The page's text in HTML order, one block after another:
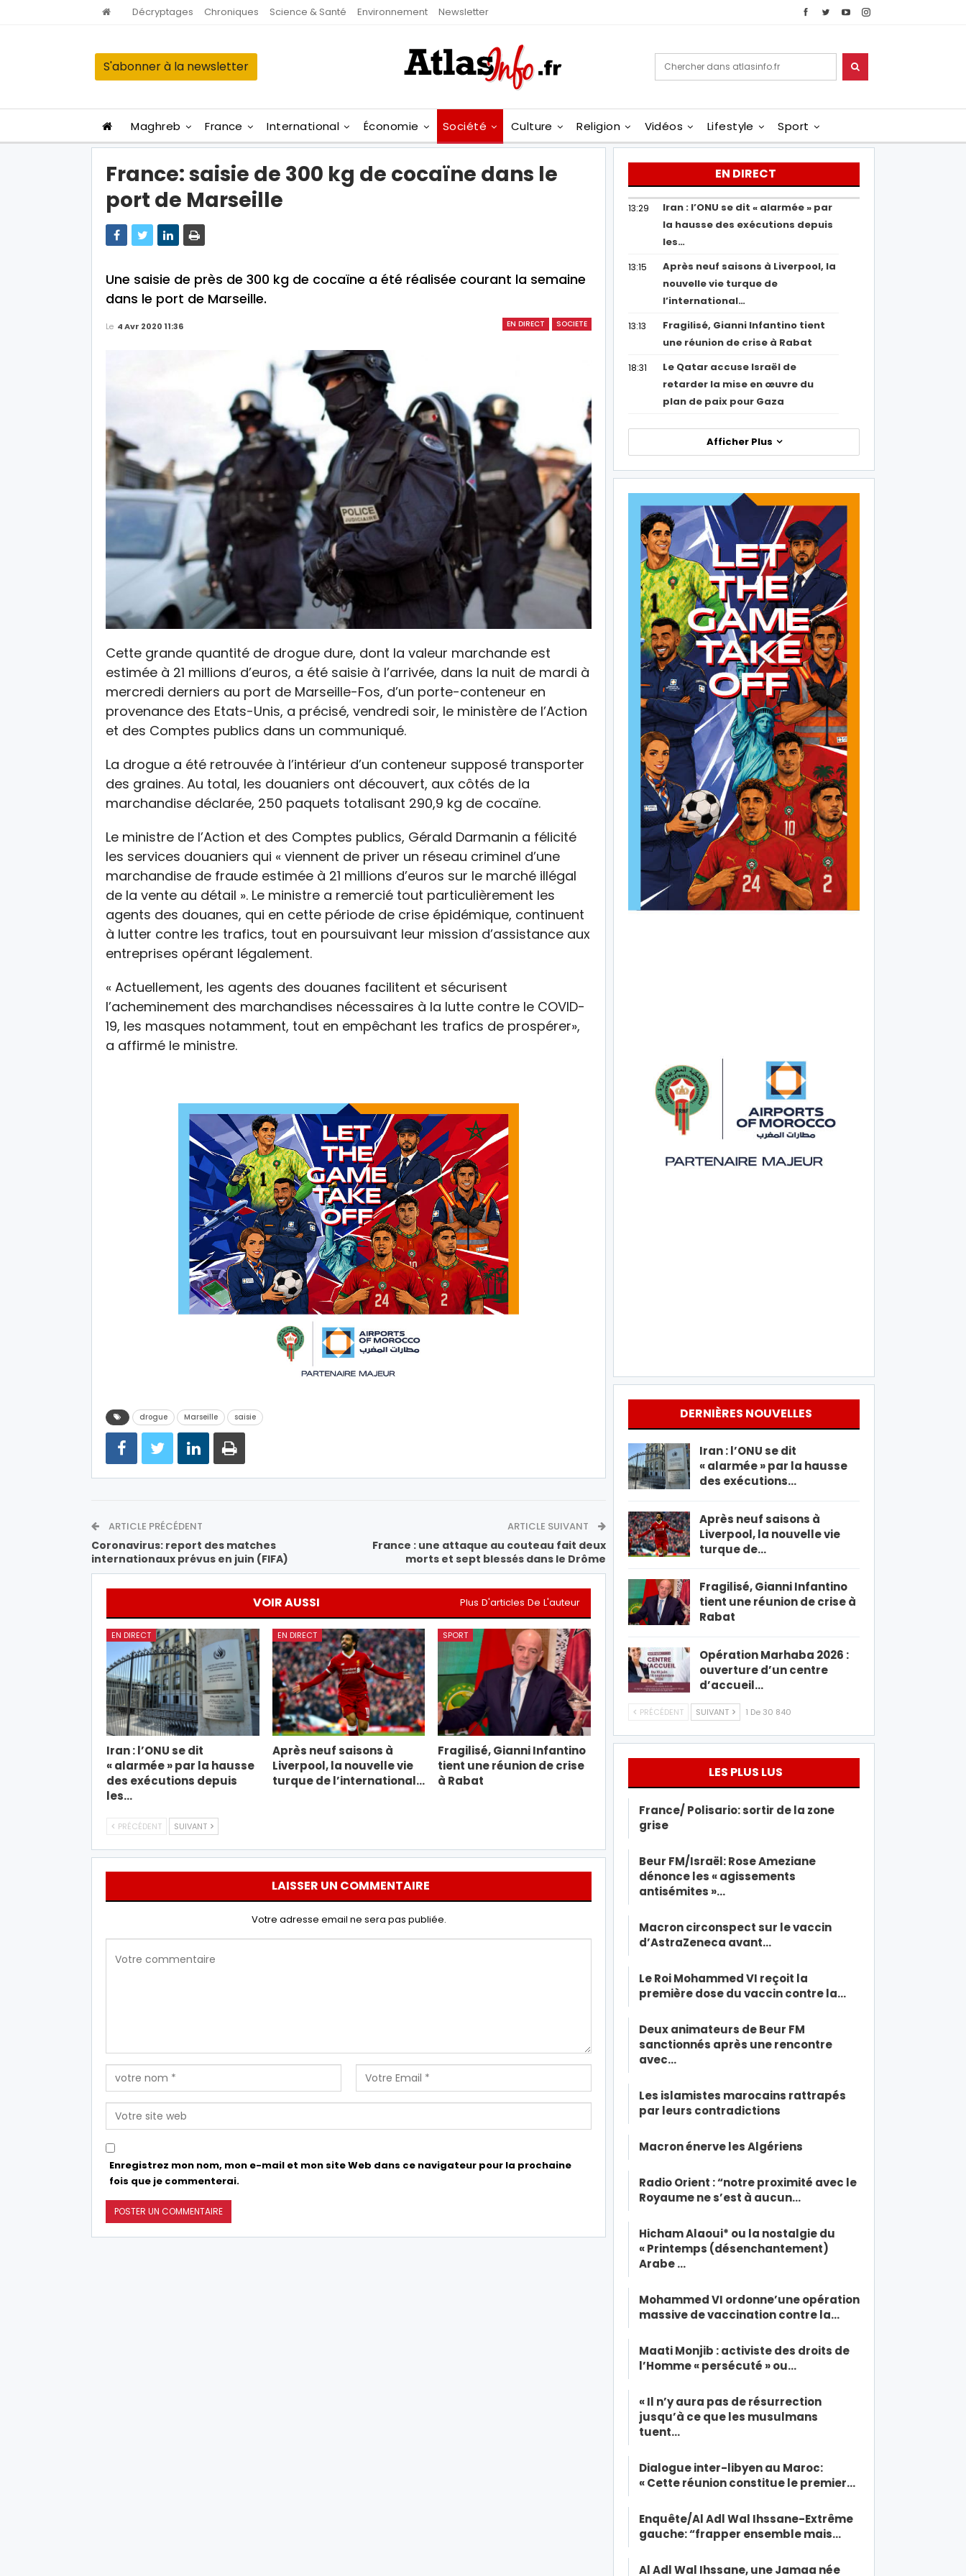
Décryptages Chroniques Science & Santé Environnement Newsletter
S'abonner à la newsletter
Maghreb France International Économie Société Culture Religion Vidéos Lifestyle Sport
France: saisie de 300 kg de cocaïne dans le
port de Marseille
Une saisie de près de 300 kg de cocaïne a été réalisée courant la semaine
dans le port de Marseille.
EN DIRECT SOCIETE
Le 4 Avr 2020 11:36
Cette grande quantité de drogue dure, dont la valeur marchande est
estimée à 21 millions d’euros, a été saisie à l’arrivée, dans la nuit de mardi à
mercredi derniers au port de Marseille-Fos, d’un porte-conteneur en
provenance des Etats-Unis, a précisé, vendredi soir, le ministère de l’Action
et des Comptes publics dans un communiqué.
La drogue a été retrouvée à l’intérieur d’un conteneur supposé transporter
des graines. Au total, les douaniers ont découvert, aux côtés de la
marchandise déclarée, 250 paquets totalisant 290,9 kg de cocaïne.
Le ministre de l’Action et des Comptes publics, Gérald Darmanin a félicité
les services douaniers qui « viennent de priver un réseau criminel d’une
marchandise de fraude estimée à 21 millions d’euros sur le marché illégal
de la vente au détail ». Le ministre a remercié tout particulièrement les
agents des douanes, qui en cette période de crise épidémique, continuent
à lutter contre les trafics, tout en poursuivant leur mission d’assistance aux
entreprises opérant légalement.
« Actuellement, les agents des douanes facilitent et sécurisent
l’acheminement des marchandises nécessaires à la lutte contre le COVID-
19, les masques notamment, tout en empêchant les trafics de prospérer»,
a affirmé le ministre.
drogue Marseille saisie
ARTICLE PRÉCÉDENT
Coronavirus: report des matches
internationaux prévus en juin (FIFA)
ARTICLE SUIVANT
France : une attaque au couteau fait deux
morts et sept blessés dans le Drôme
VOIR AUSSI Plus D'articles De L'auteur
EN DIRECT
Iran : l’ONU se dit
« alarmée » par la hausse
des exécutions depuis
les…
EN DIRECT
Après neuf saisons à
Liverpool, la nouvelle vie
turque de l’international…
SPORT
Fragilisé, Gianni Infantino
tient une réunion de crise
à Rabat
PRÉCÉDENT SUIVANT
LAISSER UN COMMENTAIRE
Votre adresse email ne sera pas publiée.
Enregistrez mon nom, mon e-mail et mon site Web dans ce navigateur pour la prochaine
fois que je commenterai.
EN DIRECT
13:29
Iran : l’ONU se dit « alarmée » par
la hausse des exécutions depuis
les…
13:15
Après neuf saisons à Liverpool, la
nouvelle vie turque de
l’international…
13:13
Fragilisé, Gianni Infantino tient
une réunion de crise à Rabat
18:31
Le Qatar accuse Israël de
retarder la mise en œuvre du
plan de paix pour Gaza
Afficher Plus
DERNIÈRES NOUVELLES
Iran : l’ONU se dit
« alarmée » par la hausse
des exécutions…
Après neuf saisons à
Liverpool, la nouvelle vie
turque de…
Fragilisé, Gianni Infantino
tient une réunion de crise à
Rabat
Opération Marhaba 2026 :
ouverture d’un centre
d’accueil…
PRÉCÉDENT SUIVANT 1 De 30 840
LES PLUS LUS
France/ Polisario: sortir de la zone
grise
Beur FM/Israël: Rose Ameziane
dénonce les « agissements
antisémites »…
Macron circonspect sur le vaccin
d’AstraZeneca avant…
Le Roi Mohammed VI reçoit la
première dose du vaccin contre la…
Deux animateurs de Beur FM
sanctionnés après une rencontre
avec…
Les islamistes marocains rattrapés
par leurs contradictions
Macron énerve les Algériens
Radio Orient : “notre proximité avec le
Royaume ne s’est à aucun…
Hicham Alaoui* ou la nostalgie du
« Printemps (désenchantement)
Arabe …
Mohammed VI ordonne’une opération
massive de vaccination contre la…
Maati Monjib : activiste des droits de
l’Homme « persécuté » ou…
« Il n’y aura pas de résurrection
jusqu’à ce que les musulmans
tuent…
Dialogue inter-libyen au Maroc:
« Cette réunion constitue le premier…
Enquête/Al Adl Wal Ihssane-Extrême
gauche: “frapper ensemble mais…
Al Adl Wal Ihssane, une Jamaa née